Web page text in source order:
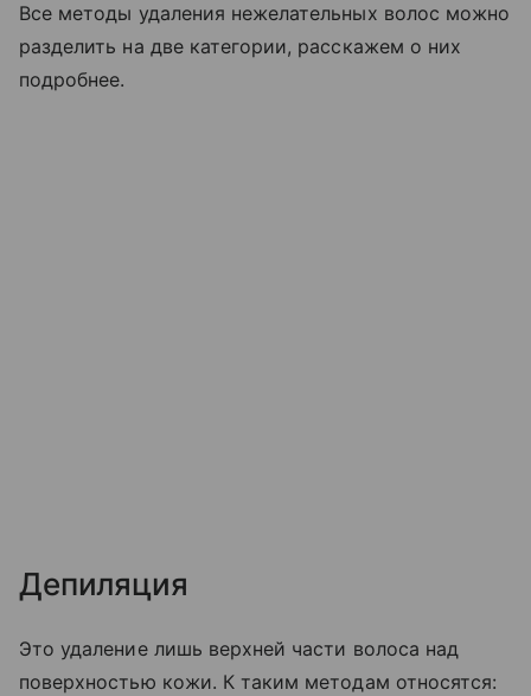
Все методы удаления нежелательных волос можно
разделить на две категории, расскажем о них
подробнее.
Депиляция
Это удаление лишь верхней части волоса над
поверхностью кожи. К таким методам относятся: